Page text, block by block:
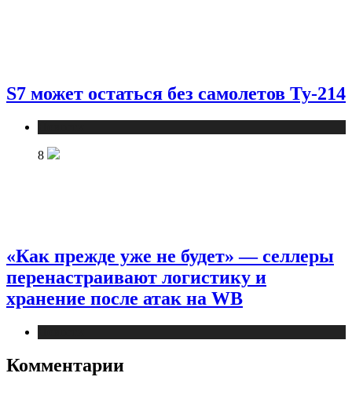
S7 может остаться без самолетов Ту-214
8
«Как прежде уже не будет» — селлеры
перенастраивают логистику и
хранение после атак на WB
Комментарии